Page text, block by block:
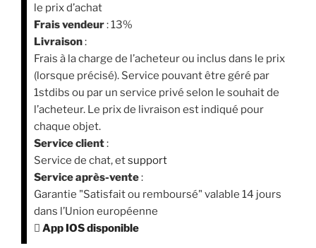
le prix d’achat
Frais vendeur: 13%
Livraison:
Frais à la charge de l’acheteur ou inclus dans le prix
(lorsque précisé). Service pouvant être géré par
1stdibs ou par un service privé selon le souhait de
l’acheteur. Le prix de livraison est indiqué pour
chaque objet.
Service client:
Service de chat, etsupport
Service après-vente:
Garantie "Satisfait ou remboursé" valable 14 jours
dans l’Union européenne
 App IOS disponible